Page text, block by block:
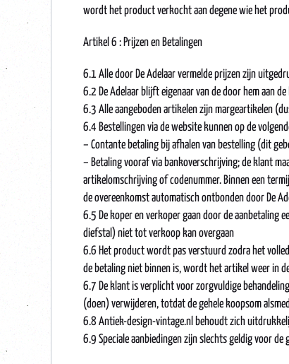
wordt het product verkocht aan degene wie het
Artikel 6 : Prijzen en Betalingen
6.1 Alle door De Adelaar vermelde prijzen zijn
6.2 De Adelaar blijft eigenaar van de door hem aan
6.3 Alle aangeboden artikelen zijn margeartikelen
6.4 Bestellingen via de website kunnen op de
– Contante betaling bij afhalen van bestelling (dit
– Betaling vooraf via bankoverschrijving; de klant
artikelomschrijving of codenummer. Binnen een
de overeenkomst automatisch ontbonden door De
6.5 De koper en verkoper gaan door de aanbetaling
diefstal) niet tot verkoop kan overgaan
6.6 Het product wordt pas verstuurd zodra het
de betaling niet binnen is, wordt het artikel weer in
6.7 De klant is verplicht voor zorgvuldige
(doen) verwijderen, totdat de gehele koopsom
6.8 Antiek-design-vintage.nl behoudt zich
6.9 Speciale aanbiedingen zijn slechts geldig voor